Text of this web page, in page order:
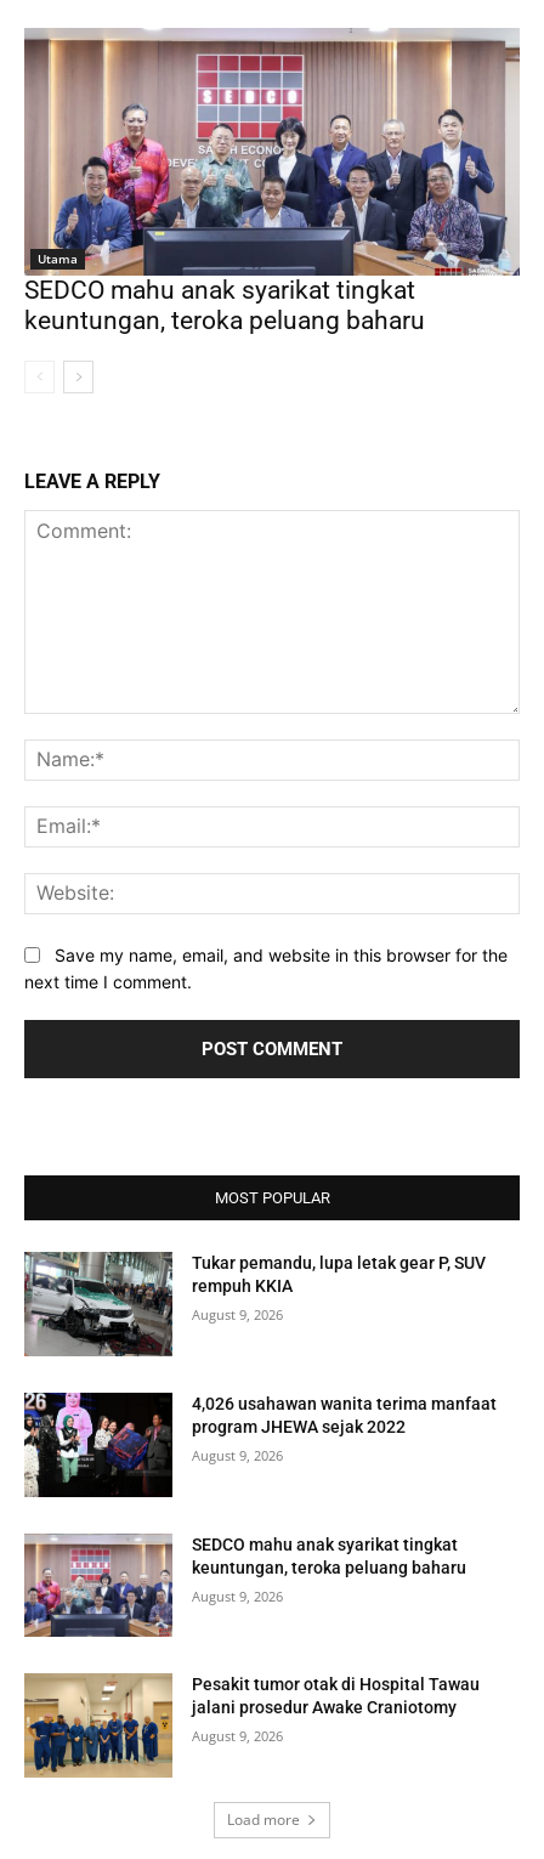
Utama
SEDCO mahu anak syarikat tingkat
keuntungan, teroka peluang baharu
LEAVE A REPLY
Save my name, email, and website in this browser for the
next time I comment.
MOST POPULAR
Tukar pemandu, lupa letak gear P, SUV
rempuh KKIA
August 9, 2026
4,026 usahawan wanita terima manfaat
program JHEWA sejak 2022
August 9, 2026
SEDCO mahu anak syarikat tingkat
keuntungan, teroka peluang baharu
August 9, 2026
Pesakit tumor otak di Hospital Tawau
jalani prosedur Awake Craniotomy
August 9, 2026
Load more